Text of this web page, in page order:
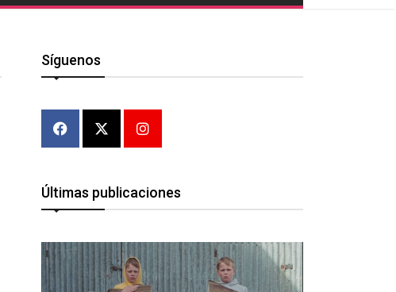
Síguenos
Últimas publicaciones